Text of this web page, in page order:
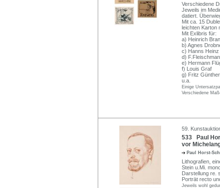
Verschiedene
Jeweils im
datiert.
Mit ca. 15
leichten Karton
Mit Exlibris für:
a) Heinrich
b) Agnes
c) Hanns
d)
e) Hermann
f) Louis Graf
g) Fritz Günther
u.a.
Einige
Verschiedene
59.
533 Paul
vor
Paul Horst-
Lithografien,
Stein u.Mi.
Darstellung re.
Porträt recto
Jeweils wohl